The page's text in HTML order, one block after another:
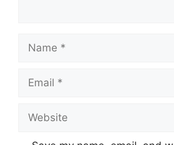
Name
Email
Website